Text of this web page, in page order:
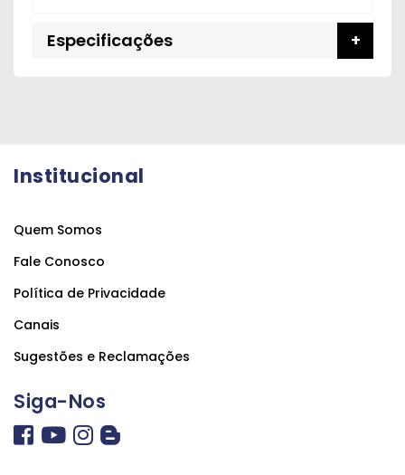
Especificações
Institucional
Quem Somos
Fale Conosco
Política de Privacidade
Canais
Sugestões e Reclamações
Siga-Nos